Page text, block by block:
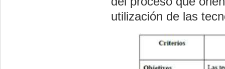
utilización de las